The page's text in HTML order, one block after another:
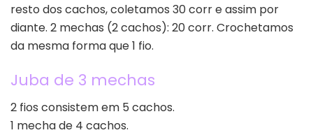
resto dos cachos, coletamos 30 corr e assim por
diante. 2 mechas (2 cachos): 20 corr. Crochetamos
da mesma forma que 1 fio.
Juba de 3 mechas
2 fios consistem em 5 cachos.
1 mecha de 4 cachos.